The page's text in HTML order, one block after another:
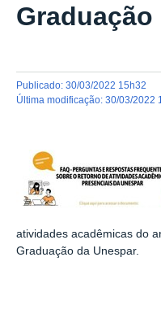
Graduação
publicado: 30/03/2022 15h32
última modificação: 30/03/2022
atividades acadêmicas do
Graduação da Unespar.